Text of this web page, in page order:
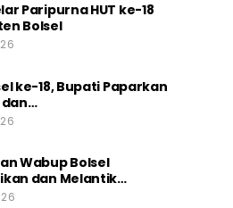
Paripurna HUT ke-18
Bolsel
ke-18, Bupati Paparkan
dan…
Wabup Bolsel
dan Melantik…